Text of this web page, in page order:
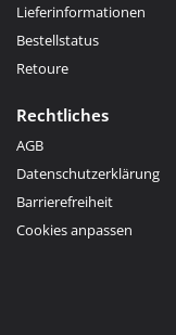
Lieferinformationen
Bestellstatus
Retoure
Rechtliches
AGB
Datenschutzerklärung
Barrierefreiheit
Cookies anpassen